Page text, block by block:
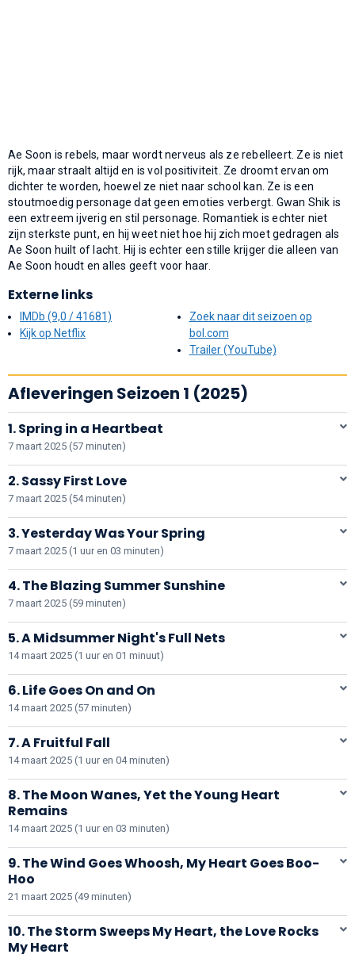
Ae Soon is rebels, maar wordt nerveus als ze rebelleert. Ze is niet
rijk, maar straalt altijd en is vol positiviteit. Ze droomt ervan om
dichter te worden, hoewel ze niet naar school kan. Ze is een
stoutmoedig personage dat geen emoties verbergt. Gwan Shik is
een extreem ijverig en stil personage. Romantiek is echter niet
zijn sterkste punt, en hij weet niet hoe hij zich moet gedragen als
Ae Soon huilt of lacht. Hij is echter een stille krijger die alleen van
Ae Soon houdt en alles geeft voor haar.
Externe links
IMDb (9,0 / 41681)
Kijk op Netflix
Zoek naar dit seizoen op
bol.com
Trailer (YouTube)
Afleveringen Seizoen 1 (2025)
1. Spring in a Heartbeat
7 maart 2025 (57 minuten)
2. Sassy First Love
7 maart 2025 (54 minuten)
3. Yesterday Was Your Spring
7 maart 2025 (1 uur en 03 minuten)
4. The Blazing Summer Sunshine
7 maart 2025 (59 minuten)
5. A Midsummer Night's Full Nets
14 maart 2025 (1 uur en 01 minuut)
6. Life Goes On and On
14 maart 2025 (57 minuten)
7. A Fruitful Fall
14 maart 2025 (1 uur en 04 minuten)
8. The Moon Wanes, Yet the Young Heart
Remains
14 maart 2025 (1 uur en 03 minuten)
9. The Wind Goes Whoosh, My Heart Goes Boo-
Hoo
21 maart 2025 (49 minuten)
10. The Storm Sweeps My Heart, the Love Rocks
My Heart